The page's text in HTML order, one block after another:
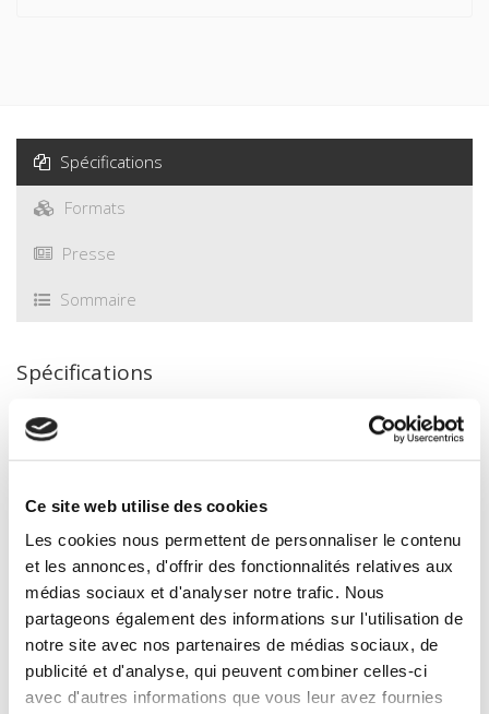
Ce site web utilise des cookies
Les cookies nous permettent de personnaliser le contenu
et les annonces, d'offrir des fonctionnalités relatives aux
médias sociaux et d'analyser notre trafic. Nous
partageons également des informations sur l'utilisation de
notre site avec nos partenaires de médias sociaux, de
publicité et d'analyse, qui peuvent combiner celles-ci
avec d'autres informations que vous leur avez fournies
Spécifications
Formats
Presse
Sommaire
Spécifications
Éditeur
Presses de Sciences Po
Auteur
Académique
Langue
français
Mots clés
Construction européenne,Droit constitutionnel,